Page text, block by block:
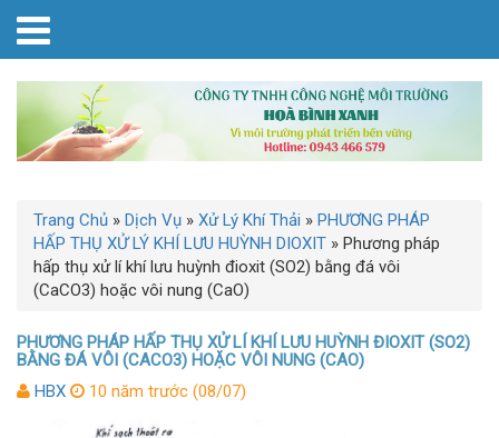
Trang Chủ » Dịch Vụ » Xử Lý Khí Thải » PHƯƠNG PHÁP
HẤP THỤ XỬ LÝ KHÍ LƯU HUỲNH DIOXIT » Phương pháp
hấp thụ xử lí khí lưu huỳnh đioxit (SO2) bằng đá vôi
(CaCO3) hoặc vôi nung (CaO)
PHƯƠNG PHÁP HẤP THỤ XỬ LÍ KHÍ LƯU HUỲNH ĐIOXIT (SO2)
BẰNG ĐÁ VÔI (CACO3) HOẶC VÔI NUNG (CAO)
HBX
10 năm trước (08/07)